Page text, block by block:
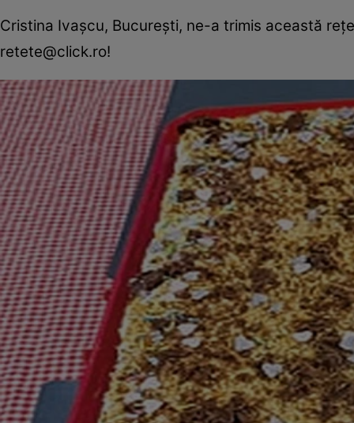
Cristina Ivașcu, București, ne-a trimis această
retete@click.ro!